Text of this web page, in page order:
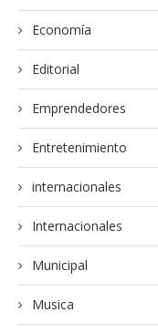
Economía
Editorial
Emprendedores
Entretenimiento
internacionales
Internacionales
Municipal
Musica